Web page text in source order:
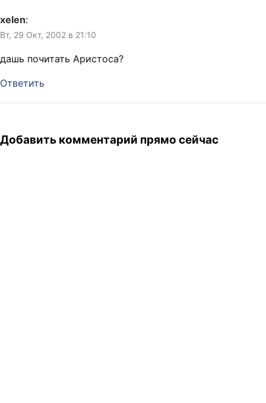
xelen:
Вт, 29 Окт, 2002 в 21:10
дашь почитать Аристоса?
Ответить
Добавить комментарий прямо сейчас